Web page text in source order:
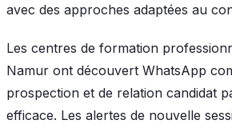
avec des approches adaptées au
Les centres de formation
Namur ont découvert WhatsApp
prospection et de relation candidat
efficace. Les alertes de nouvelle